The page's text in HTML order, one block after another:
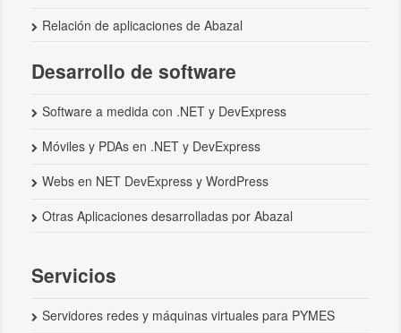
Relación de aplicaciones de Abazal
Desarrollo de software
Software a medida con .NET y DevExpress
Móviles y PDAs en .NET y DevExpress
Webs en NET DevExpress y WordPress
Otras Aplicaciones desarrolladas por Abazal
Servicios
Servidores redes y máquinas virtuales para PYMES